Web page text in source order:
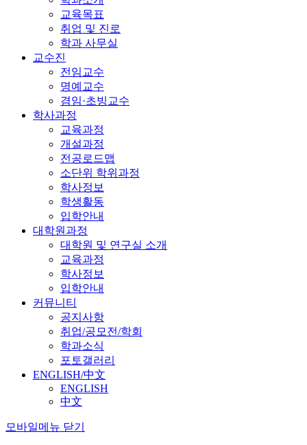
교육목표
취업 및 진로
학과 사무실
교수진
전임교수
명예교수
겸임·초빙교수
학사과정
교육과정
개설과정
전공로드맵
소단위 학위과정
학사정보
학생활동
입학안내
대학원과정
대학원 및 연구실 소개
교육과정
학사정보
입학안내
커뮤니티
공지사항
취업/공모전/학회
학과소식
포토갤러리
ENGLISH/中文
ENGLISH
中文
모바일메뉴 닫기